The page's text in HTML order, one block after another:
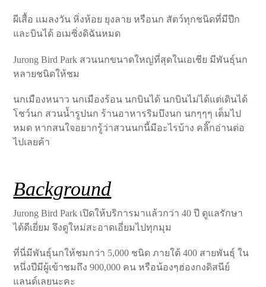
ผีเสื้อ แมลงวัน หิ่งห้อย ยุงลาย หรือนก สัตว์ทุกชนิดที่มีปีก
และบินได้ อเมซิ่งดิฉันหมด
Jurong Bird Park สวนนกขนาดใหญ่ที่สุดในเอเชีย มีพันธุ์นก
หลายชนิดให้ชม
นกเมืองหนาว นกเมืองร้อน นกบินได้ นกบินไม่ได้แต่เดินได้
โชว์นก สวนน้ำรูปนก ร้านอาหารริมบึงนก นกๆๆๆ เต็มไป
หมด หากสนใจอยากรู้ว่าสวนนกนี้มีอะไรบ้าง คลิ๊กอ่านต่อ
ไปเลยค้า
Background
Jurong Bird Park เปิดให้บริการมาแล้วกว่า 40 ปี ดูแลรักษา
ได้ดีเยี่ยม จึงดูใหม่สะอาดเอี่ยมไปทุกมุม
ที่นี่มีพันธุ์นกให้ชมกว่า 5,000 ชนิด ภายใต้ 400 สายพันธุ์ ใน
หนึ่งปีมีผู้เข้าชมถึง 900,000 คน หรือน้องๆฮ่องกงดิสนีย์
แลนด์เลยนะคะ